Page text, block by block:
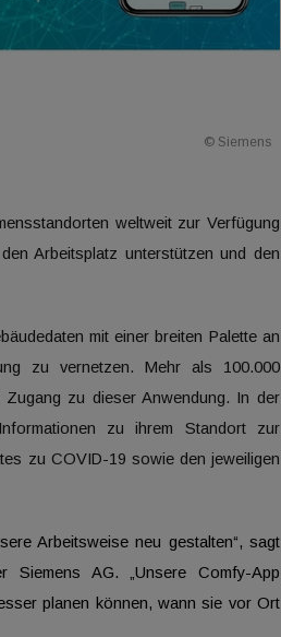
© Siemens
weltweit zur Verfügung
Arbeitsplatz unterstützen und den
mit einer breiten Palette an
zu vernetzen. Mehr als 100.000
zu dieser Anwendung. In der
zu ihrem Standort zur
zu COVID-19 sowie den jeweiligen
Arbeitsweise neu gestalten“, sagt
Siemens AG. „Unsere Comfy-App
planen können, wann sie vor Ort